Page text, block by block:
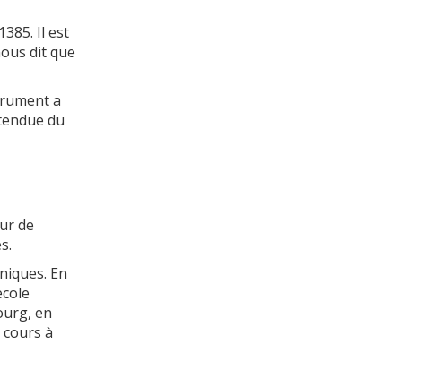
Il est
dit que
a
du
de
En
en
à